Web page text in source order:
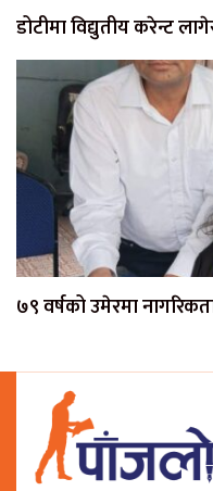
डोटीमा विद्युतीय करेन्ट
७९ वर्षको उमेरमा